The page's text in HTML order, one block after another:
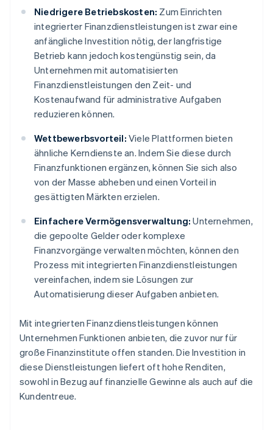
Niedrigere Betriebskosten: Zum Einrichten
integrierter Finanzdienstleistungen ist zwar eine
anfängliche Investition nötig, der langfristige
Betrieb kann jedoch kostengünstig sein, da
Unternehmen mit automatisierten
Finanzdienstleistungen den Zeit- und
Kostenaufwand für administrative Aufgaben
reduzieren können.
Wettbewerbsvorteil: Viele Plattformen bieten
ähnliche Kerndienste an. Indem Sie diese durch
Finanzfunktionen ergänzen, können Sie sich also
von der Masse abheben und einen Vorteil in
gesättigten Märkten erzielen.
Einfachere Vermögensverwaltung: Unternehmen,
die gepoolte Gelder oder komplexe
Finanzvorgänge verwalten möchten, können den
Prozess mit integrierten Finanzdienstleistungen
vereinfachen, indem sie Lösungen zur
Automatisierung dieser Aufgaben anbieten.
Mit integrierten Finanzdienstleistungen können
Unternehmen Funktionen anbieten, die zuvor nur für
große Finanzinstitute offen standen. Die Investition in
diese Dienstleistungen liefert oft hohe Renditen,
sowohl in Bezug auf finanzielle Gewinne als auch auf die
Kundentreue.